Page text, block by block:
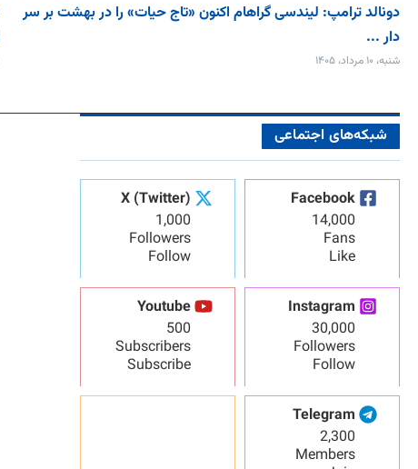
دونالد ترامپ: لیندسی گراهام اکنون «تاج حیات» را در بهشت بر سر
دار ...
شنبه، ۱۰ مرداد، ۱۴۰۵
شبکه‌های اجتماعی
Facebook
14,000
Fans
Like
X (Twitter)
1,000
Followers
Follow
Instagram
30,000
Followers
Follow
Youtube
500
Subscribers
Subscribe
Telegram
2,300
Members